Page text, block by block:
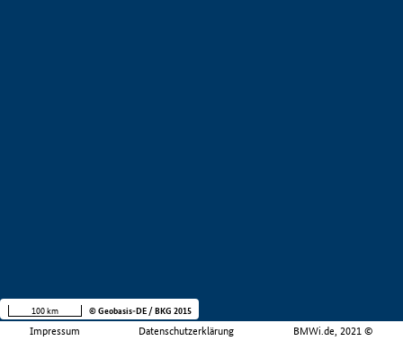
Impressum Datenschutzerklärung BMWi.de, 2021 ©
100 km © Geobasis-DE / BKG 2015